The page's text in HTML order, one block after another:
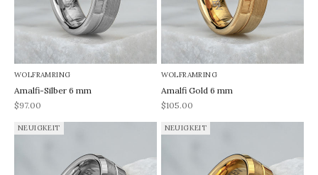
WOLFRAMRING
Amalfi-Silber 6 mm
REA-pris
$97.00
WOLFRAMRING
Amalfi Gold 6 mm
REA-pris
$105.00
NEUIGKEIT NEUIGKEIT